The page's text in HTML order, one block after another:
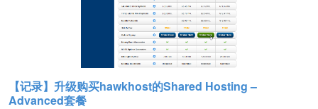
【记录】升级购买hawkhost的Shared Hosting –
Advanced套餐